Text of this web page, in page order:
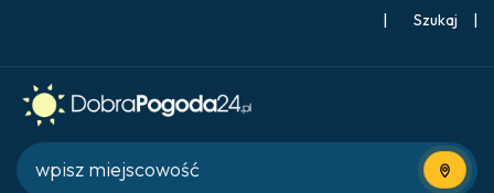
| |
Użyj